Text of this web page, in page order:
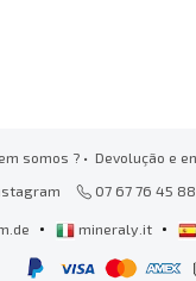
somos ?• Devolução e
07 67 76 45
• mineraly.it •